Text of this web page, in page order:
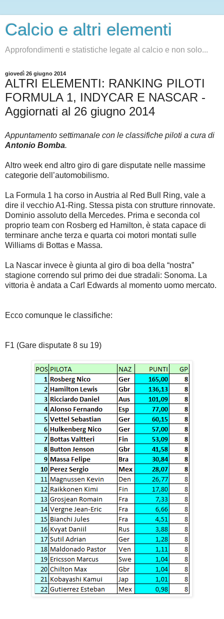
Calcio e altri elementi
Approfondimenti e statistiche legate al calcio e non solo...
giovedì 26 giugno 2014
ALTRI ELEMENTI: RANKING PILOTI
FORMULA 1, INDYCAR E NASCAR -
Aggiornati al 26 giugno 2014
Appuntamento settimanale con le classifiche piloti a cura di
Antonio Bomba.
Altro week end altro giro di gare disputate nelle massime
categorie dell’automobilismo.
La Formula 1 ha corso in Austria al Red Bull Ring, vale a
dire il vecchio A1-Ring. Stessa pista con strutture rinnovate.
Dominio assoluto della Mercedes. Prima e seconda col
proprio team con Rosberg ed Hamilton, è stata capace di
terminare anche terza e quarta coi motori montati sulle
Williams di Bottas e Massa.
La Nascar invece è giunta al giro di boa della “nostra”
stagione correndo sul primo dei due stradali: Sonoma. La
vittoria è andata a Carl Edwards al momento uomo mercato.
Ecco comunque le classifiche:
F1 (Gare disputate 8 su 19)